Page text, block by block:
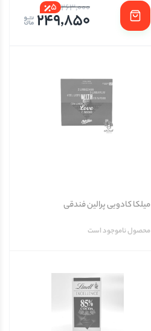
5 263,000
249,850
میلکا کادویی پرالین فندقی
محصول ناموجود است